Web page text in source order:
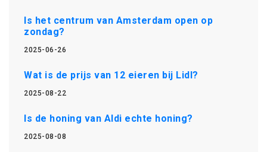
Is het centrum van Amsterdam open op
zondag?
2025-06-26
Wat is de prijs van 12 eieren bij Lidl?
2025-08-22
Is de honing van Aldi echte honing?
2025-08-08